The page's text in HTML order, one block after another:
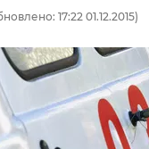
17:22 01.12.2015)